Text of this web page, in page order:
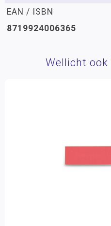
EAN / ISBN
8719924006365
Wellicht ook